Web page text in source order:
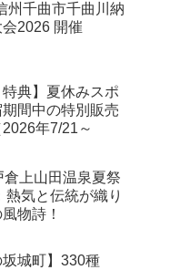
州千曲市千曲川納
2026 開催
特典】夏休みスポ
間中の特別販売
年7/21～
倉上山田温泉夏祭
熱気と伝統が織り
物詩！
坂城町】330種